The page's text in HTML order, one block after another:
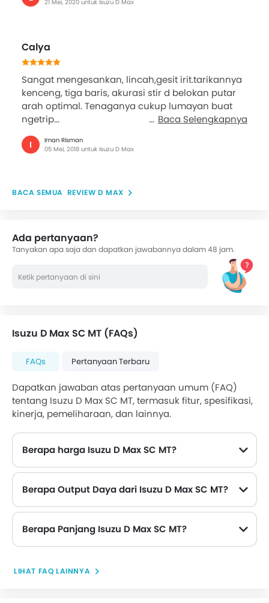
21 Mei, 2020 untuk Isuzu D Max
Calya
Sangat mengesankan, lincah,gesit irit.tarikannya
kenceng, tiga baris, akurasi stir d belokan putar
arah optimal. Tenaganya cukup lumayan buat
ngetrip...
Baca Selengkapnya
I
Iman Risman
05 Mei, 2018 untuk Isuzu D Max
REVIEW D MAX
Ada pertanyaan?
Tanyakan apa saja dan dapatkan jawabannya dalam 48 jam.
Isuzu D Max SC MT (FAQs)
FAQs Pertanyaan Terbaru
Dapatkan jawaban atas pertanyaan umum (FAQ)
tentang Isuzu D Max SC MT, termasuk fitur, spesifikasi,
kinerja, pemeliharaan, dan lainnya.
Berapa harga Isuzu D Max SC MT?
Berapa Output Daya dari Isuzu D Max SC MT?
Berapa Panjang Isuzu D Max SC MT?
LIHAT FAQ LAINNYA